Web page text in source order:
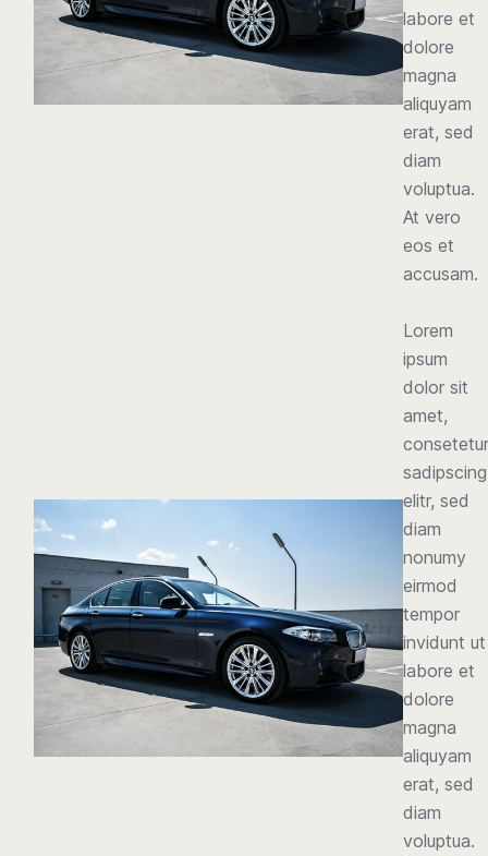
labore et
dolore
magna
aliquyam
erat, sed
diam
voluptua.
At vero
eos et
accusam.
Lorem
ipsum
dolor sit
amet,
sadipscing
elitr, sed
diam
nonumy
eirmod
tempor
invidunt ut
labore et
dolore
magna
aliquyam
erat, sed
diam
voluptua.